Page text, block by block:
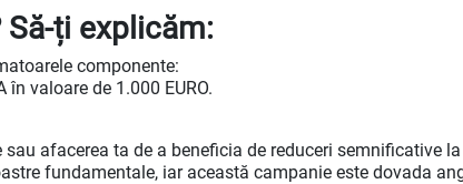
Să-ți explicăm:
componente:
valoare de 1.000 EURO.
afacerea ta de a beneficia de reduceri semnificative
fundamentale, iar această campanie este dovada